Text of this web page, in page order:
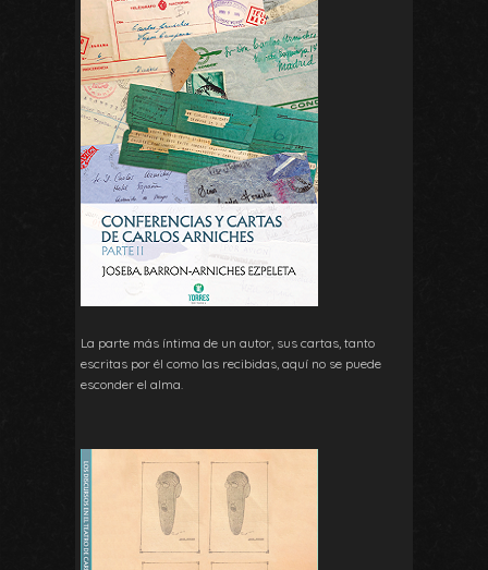
La parte más íntima de un autor, sus cartas, tanto
escritas por él como las recibidas, aquí no se puede
esconder el alma.